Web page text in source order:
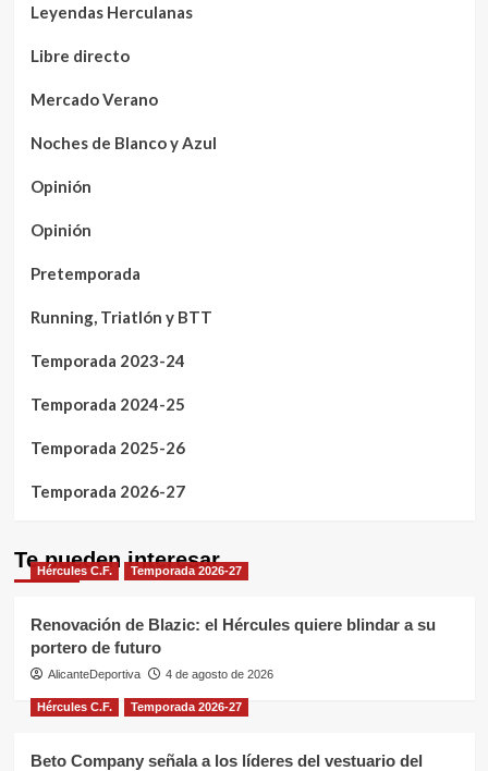
Leyendas Herculanas
Libre directo
Mercado Verano
Noches de Blanco y Azul
Opinión
Opinión
Pretemporada
Running, Triatlón y BTT
Temporada 2023-24
Temporada 2024-25
Temporada 2025-26
Temporada 2026-27
Te pueden interesar
Hércules C.F. Temporada 2026-27
Renovación de Blazic: el Hércules quiere blindar a su
portero de futuro
AlicanteDeportiva 4 de agosto de 2026
Hércules C.F. Temporada 2026-27
Beto Company señala a los líderes del vestuario del